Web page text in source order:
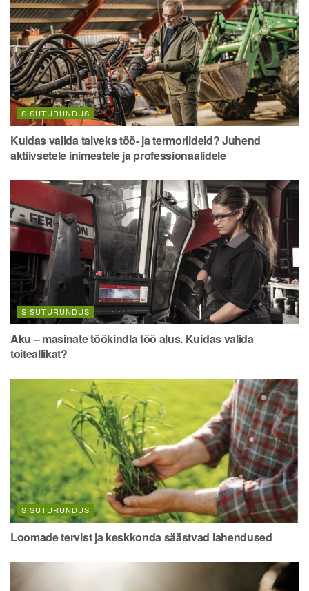
SISUTURUNDUS
Kuidas valida talveks töö- ja termoriideid? Juhend
aktiivsetele inimestele ja professionaalidele
SISUTURUNDUS
Aku – masinate töökindla töö alus. Kuidas valida
toiteallikat?
SISUTURUNDUS
Loomade tervist ja keskkonda säästvad lahendused